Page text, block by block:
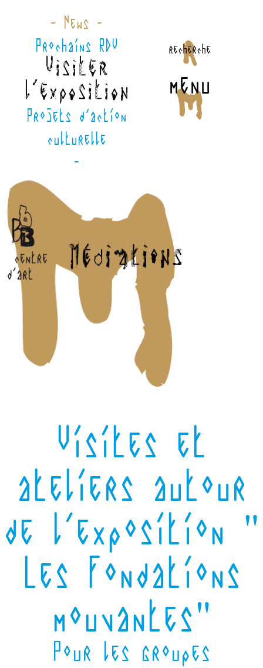
recherche
menu
- News -
Prochains RDV
Visiter
l'exposition
Projets d'action
culturelle
-
Visites et
ateliers autour
de l'exposition "
Les fondations
mouvantes"
Pour les groupes